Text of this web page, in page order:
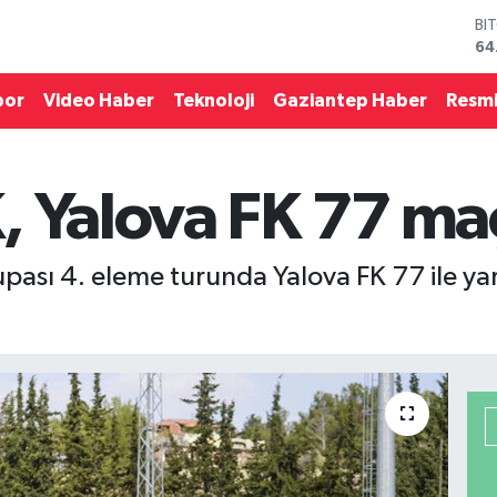
Video Haber Teknoloji Gaziantep Haber
FK 77
4. eleme turunda Yalova FK 77 ile